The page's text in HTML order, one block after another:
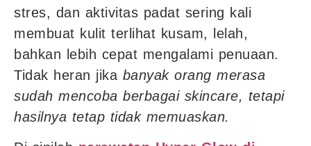
stres, dan aktivitas padat sering kali
membuat kulit terlihat kusam, lelah,
bahkan lebih cepat mengalami penuaan.
Tidak heran jika banyak orang merasa
sudah mencoba berbagai skincare, tetapi
hasilnya tetap tidak memuaskan.